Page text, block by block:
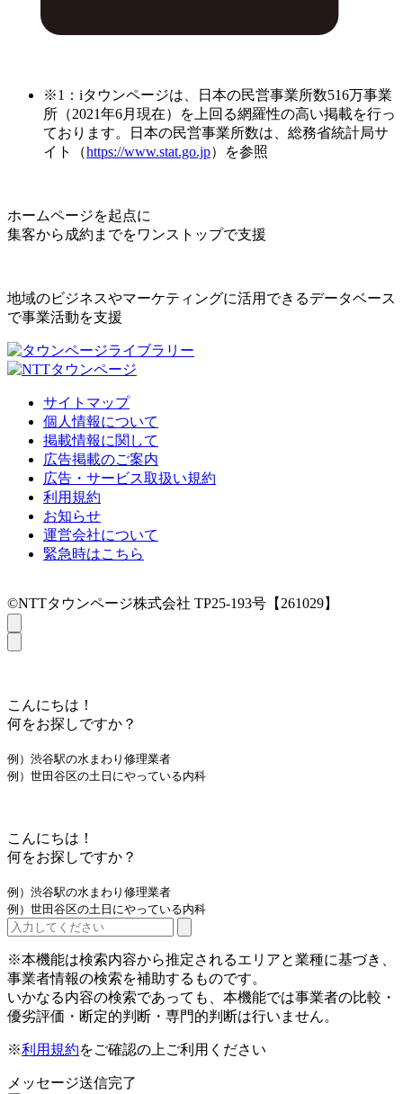
※1：iタウンページは、日本の民営事業所数516万事業
所（2021年6月現在）を上回る網羅性の高い掲載を行っ
ております。日本の民営事業所数は、総務省統計局サ
イト（https://www.stat.go.jp）を参照
ホームページを起点に
集客から成約までをワンストップで支援
地域のビジネスやマーケティングに活用できるデータベース
で事業活動を支援
サイトマップ
個人情報について
掲載情報に関して
広告掲載のご案内
広告・サービス取扱い規約
利用規約
お知らせ
運営会社について
緊急時はこちら
©NTTタウンページ株式会社 TP25-193号【261029】
こんにちは！
何をお探しですか？
例）渋谷駅の水まわり修理業者
例）世田谷区の土日にやっている内科
こんにちは！
何をお探しですか？
例）渋谷駅の水まわり修理業者
例）世田谷区の土日にやっている内科
※本機能は検索内容から推定されるエリアと業種に基づき、
事業者情報の検索を補助するものです。
いかなる内容の検索であっても、本機能では事業者の比較・
優劣評価・断定的判断・専門的判断は行いません。
※利用規約をご確認の上ご利用ください
メッセージ送信完了